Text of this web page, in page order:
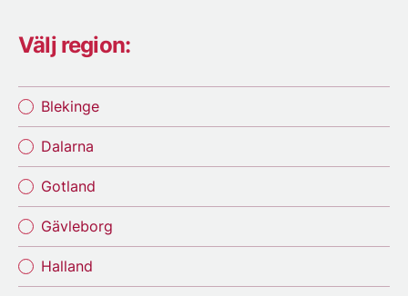
Välj region:
Blekinge
Dalarna
Gotland
Gävleborg
Halland